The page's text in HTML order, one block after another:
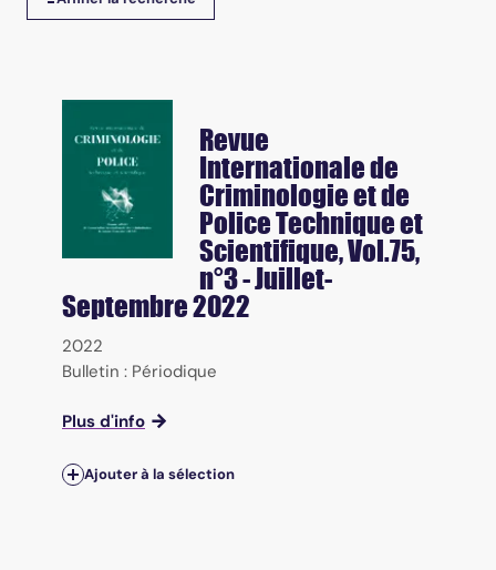
Revue
Internationale de
Criminologie et de
Police Technique et
Scientifique, Vol.75,
n°3 - Juillet-
Septembre 2022
2022
Bulletin : Périodique
Plus d'info
Ajouter à la sélection